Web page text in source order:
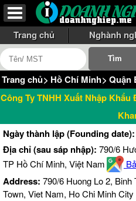
Trang chủ Nghành
Trang chủ> Hồ Chí Minh> Quận
Công Ty TNHH Xuất Nhập
Ngày thành lập (Founding date):
Địa chỉ (sau sáp nhập): 790/6
TP Hồ Chí Minh, Việt Nam
Address: 790/6 Huong Lo 2,
Town, Viet Nam, Ho Chi Minh City